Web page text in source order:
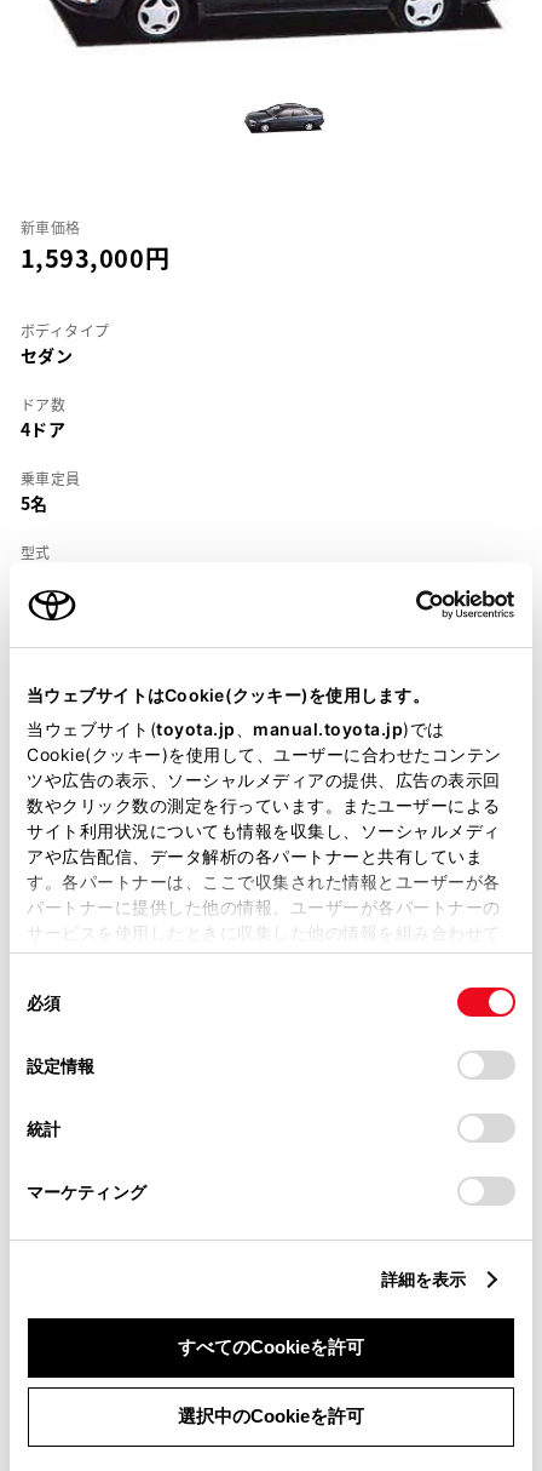
当ウェブサイトはCookie(クッキー)を使用します。
当ウェブサイト(toyota.jp manual.toyota.jp)では
Cookie(クッキー)を使用して、ユーザーに合わせたコンテン
ツや広告の表示、ソーシャルメディアの提供、広告の表示回
数やクリック数の測定を行っています。またユーザーによる
サイト利用状況についても情報を収集し、ソーシャルメディ
アや広告配信、データ解析の各パートナーと共有していま
す。各パートナーは、ここで収集された情報とユーザーが各
パートナーに提供した他の情報、ユーザーが各パートナーの
サービスを使用したときに収集した他の情報を組み合わせて
使用することがあります。当ウェブサイトの使用を続行する
デバイスにすべてのCookie(クッキー)が保存されることに同
意したことになります。Cookie(クッキー)のオプトアウト、
設定の変更、同意を撤回したりするにあたっては、当社の
「Cookie（クッキー）情報の取り扱いについて
」をご覧くだ
必須
設定情報
統計
マーケティング
詳細を表示
すべてのCookieを許可
選択中のCookieを許可
新車価格
1,593,000
ボディタイプ
セダン
ドア数
4ドア
乗車定員
5名
型式
全長×
4455×1695×1395mm
ホイールベース ※1
2580mm
トレッド前／後
1465/1450mm
室内長×室内幅× 室内高
1955 × 1445×1165mm
車両重量
1080kg
燃料・性能・詳細スペック
装備・オプション
ボディカラー
車の種類、仕様により数値が複数ある場合とサスペンション形式などにより、ホイ
ールベースが左右で数値が異なる場合がございます。
エンジン仕様により、×2の表記がしてある場合がございます。（ロータリーエンジ